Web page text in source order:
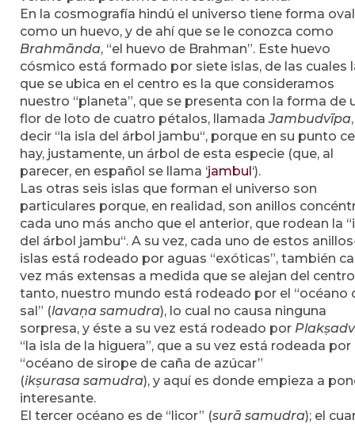
En la cosmografía hindú el universo tiene forma
como un huevo, y de ahí que se le conozca como
Brahmānda, “el huevo de Brahman”. Este huevo
cósmico está formado por siete islas, de las cuales
que se ubica en el centro es la que consideramos
nuestro “planeta”, que se presenta con la forma de
flor de loto de cuatro pétalos, llamadaJambudvīpa
decir “la isla del árbol jambu“, porque en su punto
hay, justamente, un árbol de esta especie (que, al
parecer, en español se llama ‘jambul‘).
Las otras seis islas que forman el universo son
particulares porque, en realidad, son anillos
cada uno más ancho que el anterior, que rodean la
del árbol jambu“. A su vez, cada uno de estos
islas está rodeado por aguas “exóticas”, también
vez más extensas a medida que se alejan del
tanto, nuestro mundo está rodeado por el “océano
sal” (lavaṇa samudra), lo cual no causa ninguna
sorpresa, y éste a su vez está rodeado por Plakṣa
“la isla de la higuera”, que a su vez está rodeada por
“océano de sirope de caña de azúcar”
(ikṣurasa samudra), y aquí es donde empieza a
interesante.
El tercer océano es de “licor” (surā samudra); el